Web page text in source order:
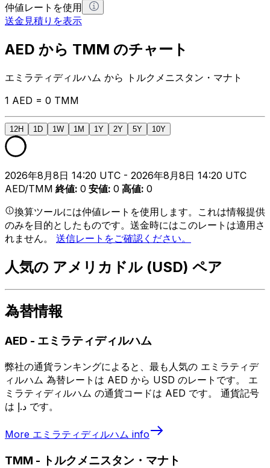
仲値レートを使用
送金見積りを表示
AED から TMM のチャート
エミラティディルハム から トルクメニスタン・マナト
1 AED = 0 TMM
12H 1D 1W 1M 1Y 2Y 5Y 10Y
2026年8月8日 14:20 UTC - 2026年8月8日 14:20 UTC
AED/TMM 終値: 0 安値: 0 高値: 0
換算ツールには仲値レートを使用します。これは情報提供
のみを目的としたものです。送金時にはこのレートは適用さ
れません。 送信レートをご確認ください。
人気の アメリカドル (USD) ペア
為替情報
AED - エミラティディルハム
弊社の通貨ランキングによると、最も人気の エミラティデ
ィルハム 為替レートは AED から USD のレートです。 エ
ミラティディルハム の通貨コードは AED です。 通貨記号
は د.إ です。
More エミラティディルハム info
TMM - トルクメニスタン・マナト